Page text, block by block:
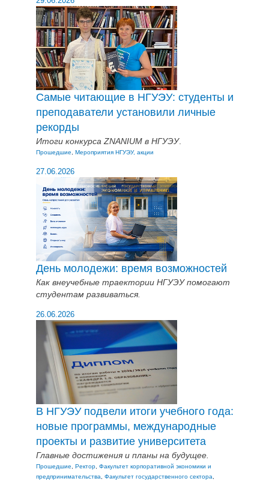
Самые читающие в НГУЭУ: студенты и
преподаватели установили личные
рекорды
Итоги конкурса ZNANIUM в НГУЭУ.
Прошедшие Мероприятия НГУЭУ, акции
27.06.2026
День молодежи: время возможностей
Как внеучебные траектории НГУЭУ помогают
студентам развиваться.
26.06.2026
В НГУЭУ подвели итоги учебного года:
новые программы, международные
проекты и развитие университета
Главные достижения и планы на будущее.
Прошедшие Ректор Факультет корпоративной экономики и
предпринимательства
Факультет государственного сектора